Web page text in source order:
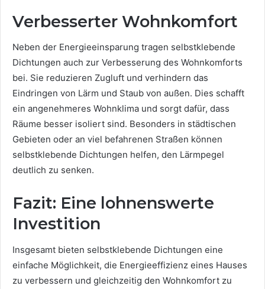
Verbesserter Wohnkomfort
Neben der Energieeinsparung tragen selbstklebende
Dichtungen auch zur Verbesserung des Wohnkomforts
bei. Sie reduzieren Zugluft und verhindern das
Eindringen von Lärm und Staub von außen. Dies schafft
ein angenehmeres Wohnklima und sorgt dafür, dass
Räume besser isoliert sind. Besonders in städtischen
Gebieten oder an viel befahrenen Straßen können
selbstklebende Dichtungen helfen, den Lärmpegel
deutlich zu senken.
Fazit: Eine lohnenswerte
Investition
Insgesamt bieten selbstklebende Dichtungen eine
einfache Möglichkeit, die Energieeffizienz eines Hauses
zu verbessern und gleichzeitig den Wohnkomfort zu